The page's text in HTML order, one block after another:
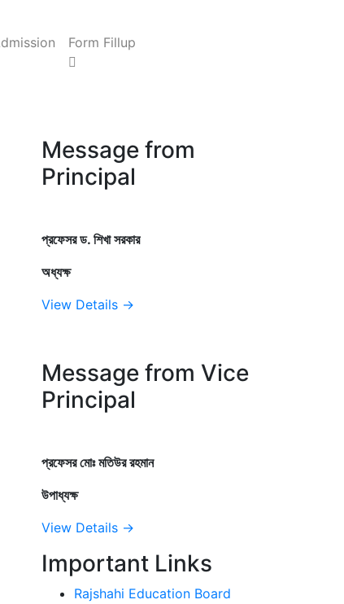
Form Fillup
Message from
Principal
প্রফেসর ড. শিখা সরকার
অধ্যক্ষ
View Details →
Message from Vice
Principal
প্রফেসর মোঃ মতিউর রহমান
উপাধ্যক্ষ
View Details →
Important Links
Rajshahi Education Board